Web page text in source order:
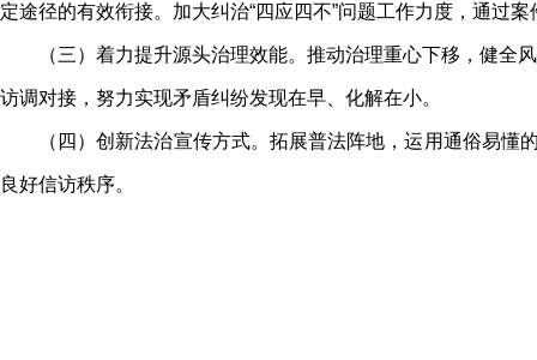
定途径的有效衔接。加大纠治“四应四不”问题工作力度，通过
（三）着力提升源头治理效能。推动治理重心下移，健
访调对接，努力实现矛盾纠纷发现在早、化解在小。
（四）创新法治宣传方式。拓展普法阵地，运用通俗易
良好信访秩序。